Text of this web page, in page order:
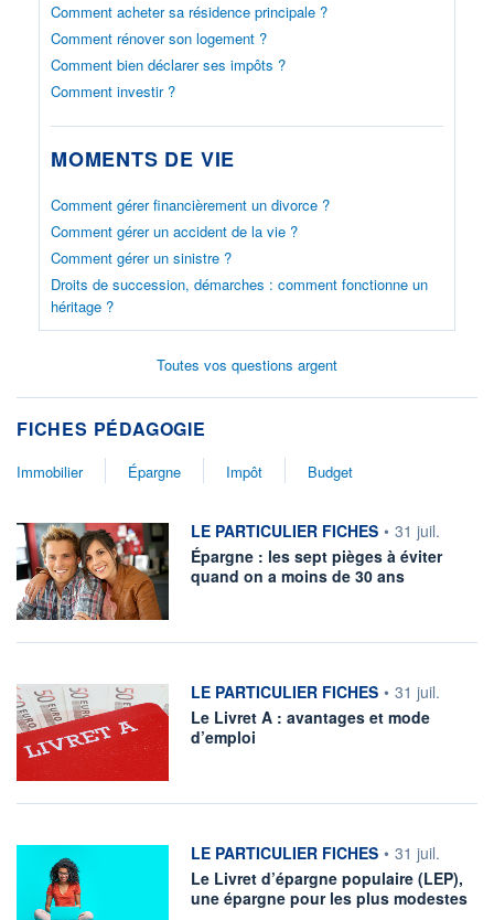
Comment acheter sa résidence principale ?
Comment rénover son logement ?
Comment bien déclarer ses impôts ?
Comment investir ?
MOMENTS DE VIE
Comment gérer financièrement un divorce ?
Comment gérer un accident de la vie ?
Comment gérer un sinistre ?
Droits de succession, démarches : comment fonctionne un
héritage ?
Toutes vos questions argent
FICHES PÉDAGOGIE
Immobilier Épargne Impôt Budget
information fournie par
LE PARTICULIER FICHES • 31 juil.
Épargne : les sept pièges à éviter
quand on a moins de 30 ans
information fournie par
LE PARTICULIER FICHES • 31 juil.
Le Livret A : avantages et mode
d’emploi
information fournie par
LE PARTICULIER FICHES • 31 juil.
Le Livret d’épargne populaire (LEP),
une épargne pour les plus modestes